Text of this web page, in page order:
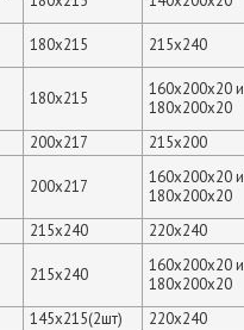
180х215 215х240
180х215
160х200х20 и
180х200х20
200х217 215х200
200х217
160х200х20 и
180х200х20
215х240 220х240
215х240
160х200х20 и
180х200х20
145х215(2шт) 220х240